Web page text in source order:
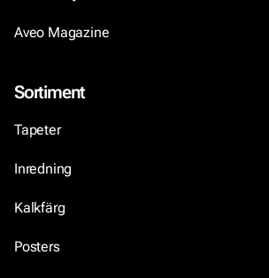
Aveo Magazine
Sortiment
Tapeter
Inredning
Kalkfärg
Posters